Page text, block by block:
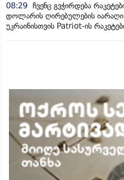
08:29 ჩვენც გვჭირდება
დოლარის ღირებულების
უკრაინისთვის Patriot-ის